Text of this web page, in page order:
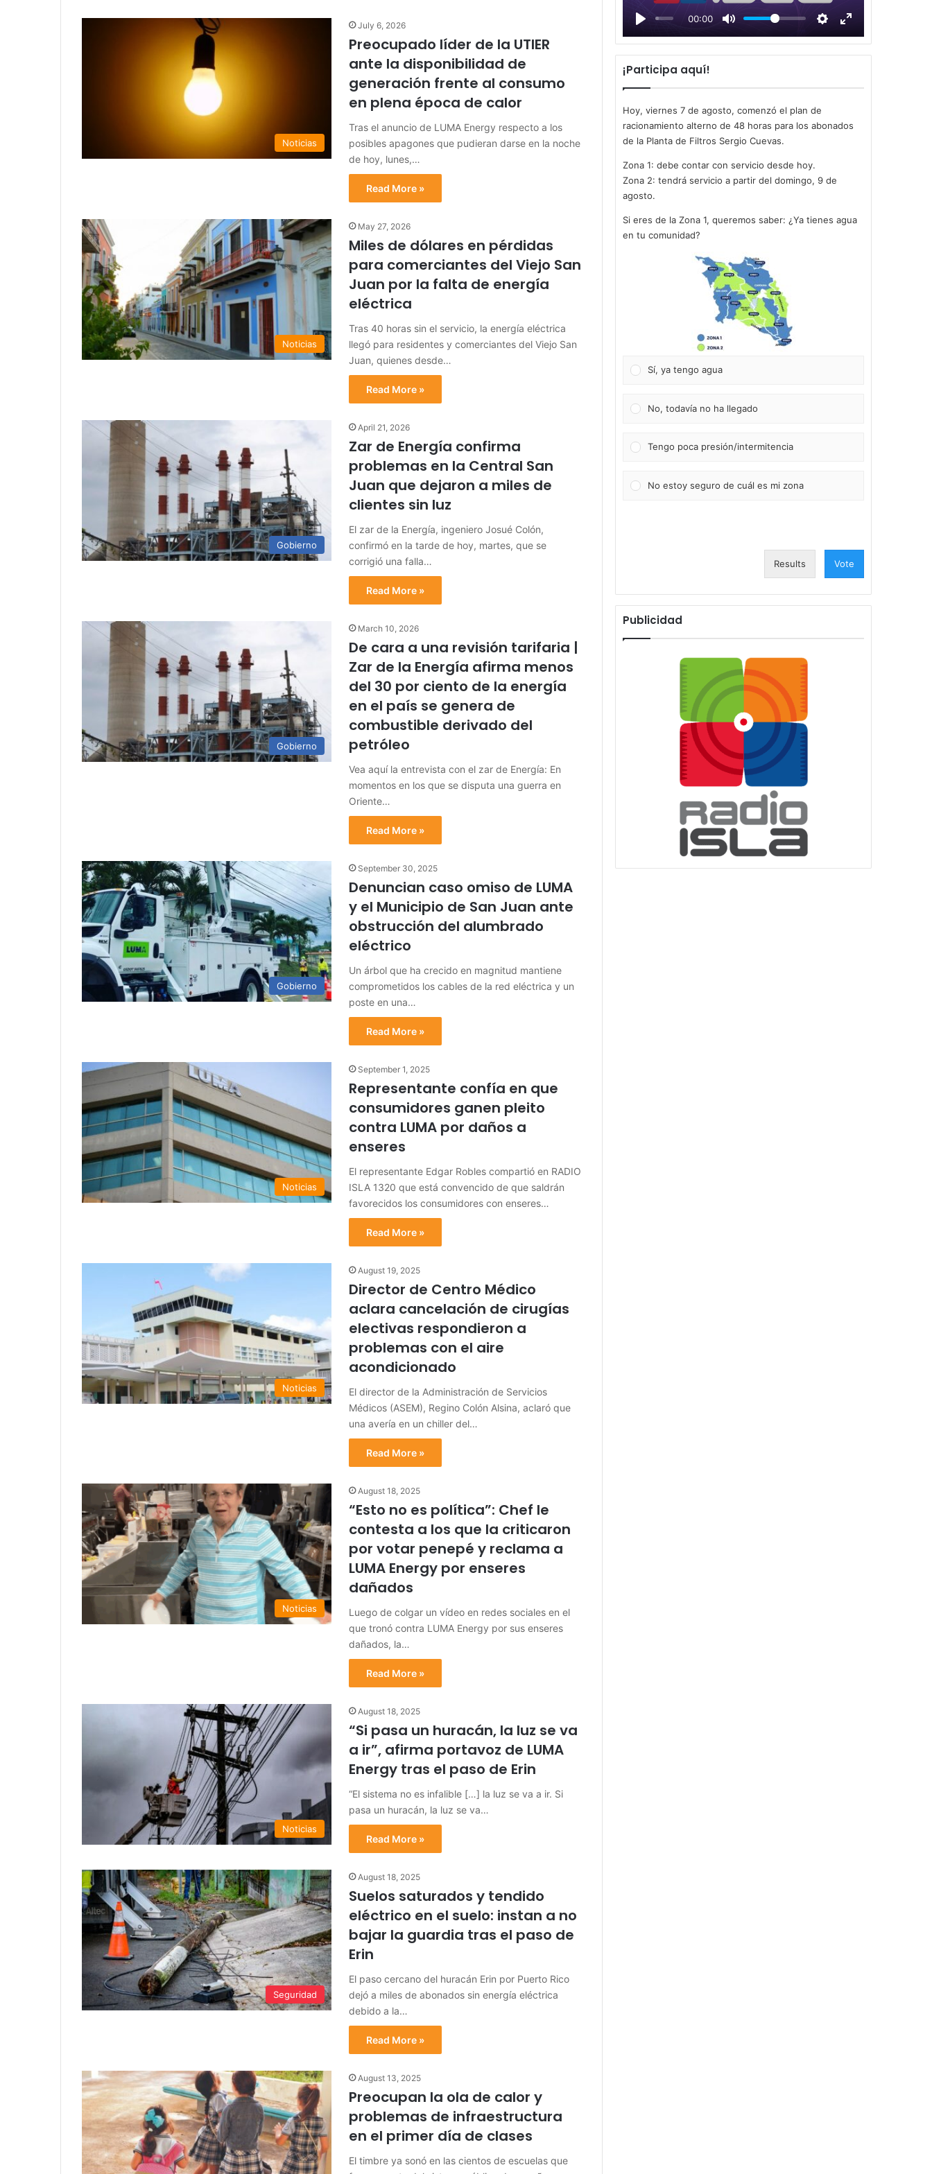
Noticias
July 6, 2026
Preocupado líder de la UTIER
ante la disponibilidad de
generación frente al consumo
en plena época de calor
Tras el anuncio de LUMA Energy respecto a los
posibles apagones que pudieran darse en la noche
de hoy, lunes,…
Read More »
Noticias
May 27, 2026
Miles de dólares en pérdidas
para comerciantes del Viejo San
Juan por la falta de energía
eléctrica
Tras 40 horas sin el servicio, la energía eléctrica
llegó para residentes y comerciantes del Viejo San
Juan, quienes desde…
Read More »
Gobierno
April 21, 2026
Zar de Energía confirma
problemas en la Central San
Juan que dejaron a miles de
clientes sin luz
El zar de la Energía, ingeniero Josué Colón,
confirmó en la tarde de hoy, martes, que se
corrigió una falla…
Read More »
Gobierno
March 10, 2026
De cara a una revisión tarifaria |
Zar de la Energía afirma menos
del 30 por ciento de la energía
en el país se genera de
combustible derivado del
petróleo
Vea aquí la entrevista con el zar de Energía: En
momentos en los que se disputa una guerra en
Oriente…
Read More »
Gobierno
September 30, 2025
Denuncian caso omiso de LUMA
y el Municipio de San Juan ante
obstrucción del alumbrado
eléctrico
Un árbol que ha crecido en magnitud mantiene
comprometidos los cables de la red eléctrica y un
poste en una…
Read More »
Noticias
September 1, 2025
Representante confía en que
consumidores ganen pleito
contra LUMA por daños a
enseres
El representante Edgar Robles compartió en RADIO
ISLA 1320 que está convencido de que saldrán
favorecidos los consumidores con enseres…
Read More »
Noticias
August 19, 2025
Director de Centro Médico
aclara cancelación de cirugías
electivas respondieron a
problemas con el aire
acondicionado
El director de la Administración de Servicios
Médicos (ASEM), Regino Colón Alsina, aclaró que
una avería en un chiller del…
Read More »
Noticias
August 18, 2025
“Esto no es política”: Chef le
contesta a los que la criticaron
por votar penepé y reclama a
LUMA Energy por enseres
dañados
Luego de colgar un vídeo en redes sociales en el
que tronó contra LUMA Energy por sus enseres
dañados, la…
Read More »
Noticias
August 18, 2025
“Si pasa un huracán, la luz se va
a ir”, afirma portavoz de LUMA
Energy tras el paso de Erin
“El sistema no es infalible […] la luz se va a ir. Si
pasa un huracán, la luz se va…
Read More »
Seguridad
August 18, 2025
Suelos saturados y tendido
eléctrico en el suelo: instan a no
bajar la guardia tras el paso de
Erin
El paso cercano del huracán Erin por Puerto Rico
dejó a miles de abonados sin energía eléctrica
debido a la…
Read More »
August 13, 2025
Preocupan la ola de calor y
problemas de infraestructura
en el primer día de clases
El timbre ya sonó en las cientos de escuelas que
00:00
l
a
y
¡Participa aquí!
Hoy, viernes 7 de agosto, comenzó el plan de
racionamiento alterno de 48 horas para los abonados
de la Planta de Filtros Sergio Cuevas.
Zona 1: debe contar con servicio desde hoy.
Zona 2: tendrá servicio a partir del domingo, 9 de
agosto.
Si eres de la Zona 1, queremos saber: ¿Ya tienes agua
en tu comunidad?
Sí, ya tengo agua
No, todavía no ha llegado
Tengo poca presión/intermitencia
No estoy seguro de cuál es mi zona
Results Vote
Publicidad